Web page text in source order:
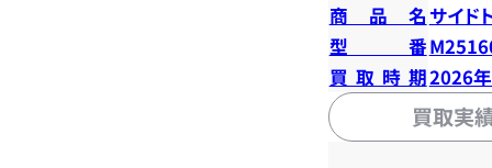
商品名 サイド
型番
買取時期2026
買取実